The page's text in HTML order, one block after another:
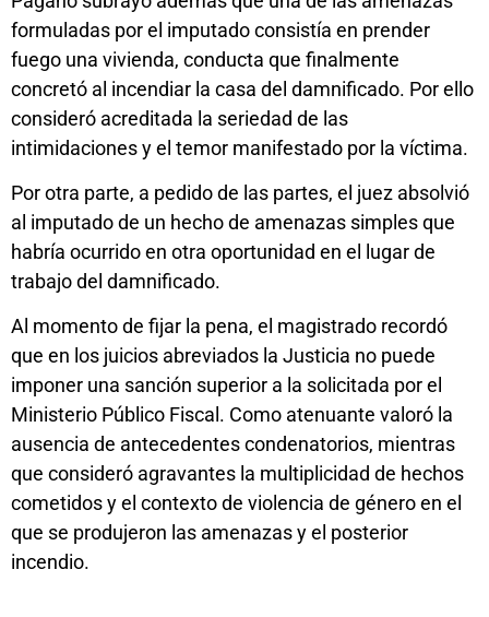
formuladas por el imputado consistía en prender
fuego una vivienda, conducta que finalmente
concretó al incendiar la casa del damnificado. Por ello
consideró acreditada la seriedad de las
intimidaciones y el temor manifestado por la víctima.
Por otra parte, a pedido de las partes, el juez absolvió
al imputado de un hecho de amenazas simples que
habría ocurrido en otra oportunidad en el lugar de
trabajo del damnificado.
Al momento de fijar la pena, el magistrado recordó
que en los juicios abreviados la Justicia no puede
imponer una sanción superior a la solicitada por el
Ministerio Público Fiscal. Como atenuante valoró la
ausencia de antecedentes condenatorios, mientras
que consideró agravantes la multiplicidad de hechos
cometidos y el contexto de violencia de género en el
que se produjeron las amenazas y el posterior
incendio.